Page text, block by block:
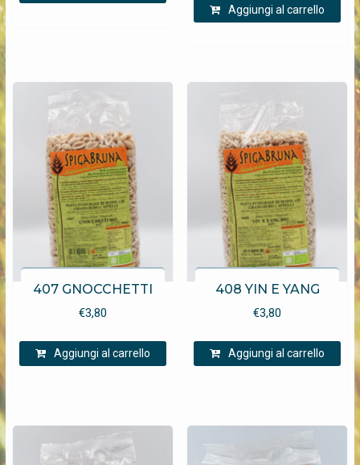
Aggiungi al carrello
407 GNOCCHETTI
€3,80
Aggiungi al carrello
408 YIN E YANG
€3,80
Aggiungi al carrello